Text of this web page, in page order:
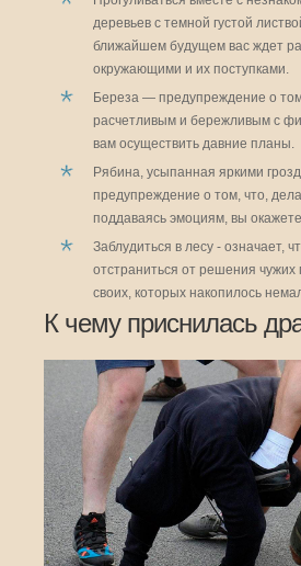
деревьев с темной густой
ближайшем будущем вас ждет
окружающими и их поступками.
Береза — предупреждение о
расчетливым и бережливым с
вам осуществить давние планы.
Рябина, усыпанная яркими
предупреждение о том, что,
поддаваясь эмоциям, вы
Заблудиться в лесу - означает,
отстраниться от решения
своих, которых накопилось
К чему приснилась